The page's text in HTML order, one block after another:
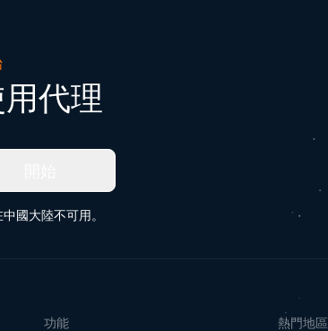
代理
國大陸不可用。
功能 熱門地區